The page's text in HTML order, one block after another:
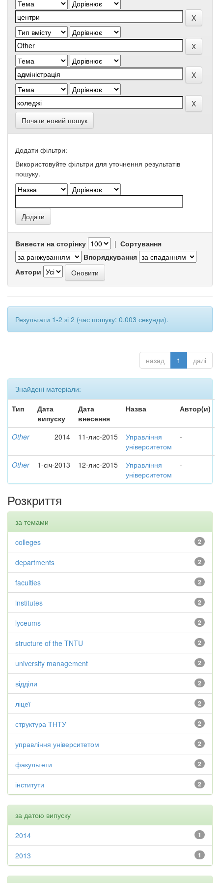
Почати новий пошук
Додати фільтри:
Використовуйте фільтри для уточнення результатів
пошуку.
Вивести на сторінку | Сортування
Впорядкування
Автори
Результати 1-2 зі 2 (час пошуку: 0.003 секунди).
назад 1 далі
Знайдені матеріали:
Тип
Дата
випуску
Дата
внесення
Назва Автор(и)
Other 2014 11-лис-2015
Управління
університетом
-
Other 1-січ-2013 12-лис-2015
Управління
університетом
-
Розкриття
за темами
2
colleges
2
departments
2
faculties
2
institutes
2
lyceums
2
structure of the TNTU
2
university management
2
відділи
2
ліцеї
2
структура ТНТУ
2
управління університетом
2
факультети
2
інститути
за датою випуску
1
2014
1
2013